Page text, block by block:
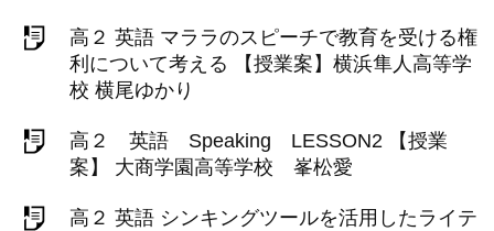
高２ 英語 マララのスピーチで教育を受ける権
利について考える 【授業案】横浜隼人高等学
校 横尾ゆかり
高２ 英語 Speaking LESSON2 【授業
案】 大商学園高等学校 峯松愛
高２ 英語 シンキングツールを活用したライテ